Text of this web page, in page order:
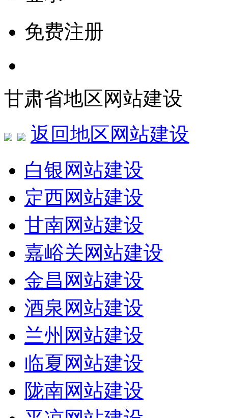
免费注册
甘肃省地区网站建设
返回地区网站建设
白银网站建设
定西网站建设
甘南网站建设
嘉峪关网站建设
金昌网站建设
酒泉网站建设
兰州网站建设
临夏网站建设
陇南网站建设